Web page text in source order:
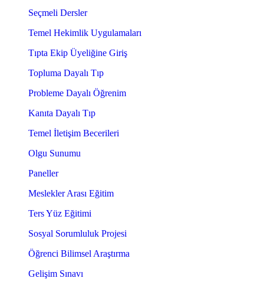
Seçmeli Dersler
Temel Hekimlik Uygulamaları
Tıpta Ekip Üyeliğine Giriş
Topluma Dayalı Tıp
Probleme Dayalı Öğrenim
Kanıta Dayalı Tıp
Temel İletişim Becerileri
Olgu Sunumu
Paneller
Meslekler Arası Eğitim
Ters Yüz Eğitimi
Sosyal Sorumluluk Projesi
Öğrenci Bilimsel Araştırma
Gelişim Sınavı